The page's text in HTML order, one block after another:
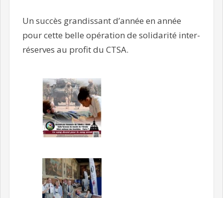
Un succès grandissant d’année en année
pour cette belle opération de solidarité inter-
réserves au profit du CTSA.